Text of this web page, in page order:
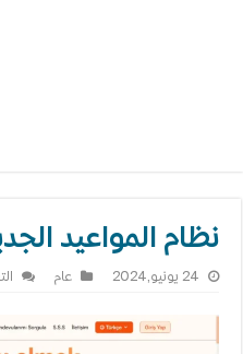
نظام المواعيد
24 يونيو,2024 عام